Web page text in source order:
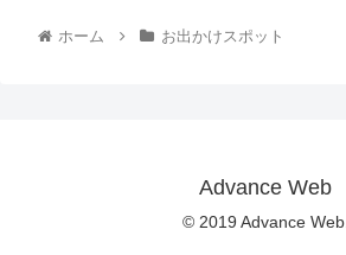
ホーム お出かけスポット
Advance Web
© 2019 Advance Web.